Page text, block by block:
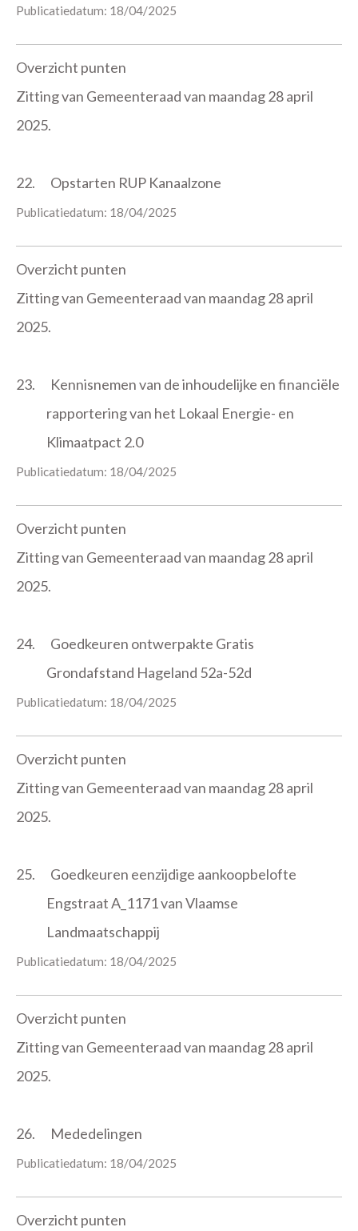
Publicatiedatum: 18/04/2025
Overzicht punten
Zitting van Gemeenteraad van maandag 28 april
2025.
22. Opstarten RUP Kanaalzone
Publicatiedatum: 18/04/2025
Overzicht punten
Zitting van Gemeenteraad van maandag 28 april
2025.
23.
Kennisnemen van de inhoudelijke en financiële
rapportering van het Lokaal Energie- en
Klimaatpact 2.0
Publicatiedatum: 18/04/2025
Overzicht punten
Zitting van Gemeenteraad van maandag 28 april
2025.
24.
Goedkeuren ontwerpakte Gratis
Grondafstand Hageland 52a-52d
Publicatiedatum: 18/04/2025
Overzicht punten
Zitting van Gemeenteraad van maandag 28 april
2025.
25.
Goedkeuren eenzijdige aankoopbelofte
Engstraat A_1171 van Vlaamse
Landmaatschappij
Publicatiedatum: 18/04/2025
Overzicht punten
Zitting van Gemeenteraad van maandag 28 april
2025.
26. Mededelingen
Publicatiedatum: 18/04/2025
Overzicht punten